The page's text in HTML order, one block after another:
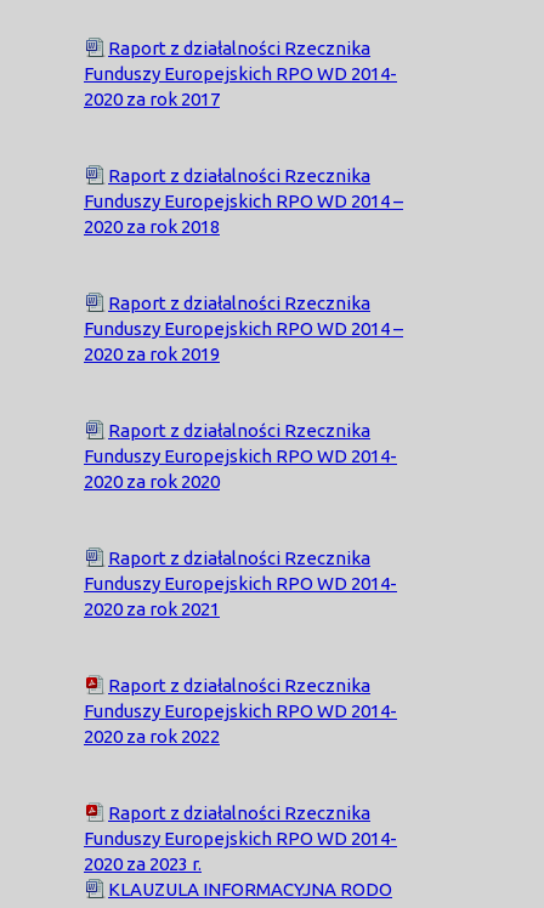
Raport z działalności Rzecznika
Funduszy Europejskich RPO WD 2014-
2020 za rok 2017
Raport z działalności Rzecznika
Funduszy Europejskich RPO WD 2014 –
2020 za rok 2018
Raport z działalności Rzecznika
Funduszy Europejskich RPO WD 2014 –
2020 za rok 2019
Raport z działalności Rzecznika
Funduszy Europejskich RPO WD 2014-
2020 za rok 2020
Raport z działalności Rzecznika
Funduszy Europejskich RPO WD 2014-
2020 za rok 2021
Raport z działalności Rzecznika
Funduszy Europejskich RPO WD 2014-
2020 za rok 2022
Raport z działalności Rzecznika
Funduszy Europejskich RPO WD 2014-
2020 za 2023 r.
KLAUZULA INFORMACYJNA RODO